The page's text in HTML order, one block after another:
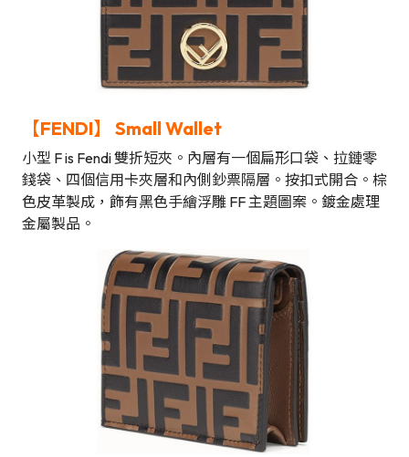
【FENDI】 Small Wallet
小型 F is Fendi 雙折短夾。內層有一個扁形口袋、拉鏈零
錢袋、四個信用卡夾層和內側鈔票隔層。按扣式開合。棕
色皮革製成，飾有黑色手繪浮雕 FF 主題圖案。鍍金處理
金屬製品。